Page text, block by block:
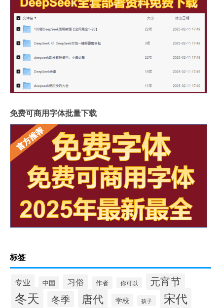
免费可商用字体批量下载
标签
专业 中国 习俗 作者 你可以 元宵节
冬天 冬季 唐代 学校 孩子 宋代